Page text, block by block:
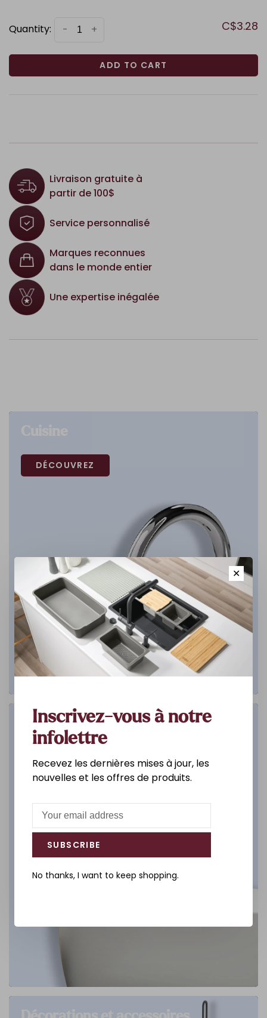
Quantity: +
- C$3.28
ADD TO CART
Livraison gratuite à
partir de 100$
Service personnalisé
Marques reconnues
dans le monde entier
Une expertise inégalée
DÉCOUVREZ
Salle de bain
DÉCOUVREZ
✕
Inscrivez-vous à notre
infolettre
Recevez les dernières mises à jour, les
nouvelles et les offres de produits.
SUBSCRIBE
No thanks, I want to keep shopping.